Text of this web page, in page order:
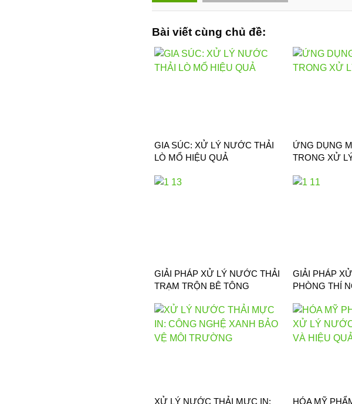
Bài viết cùng chủ đề:
GIA SÚC: XỬ LÝ NƯỚC THẢI
LÒ MỔ HIỆU QUẢ
ỨNG DỤNG
TRONG XỬ
GIẢI PHÁP XỬ LÝ NƯỚC THẢI
TRẠM TRỘN BÊ TÔNG
GIẢI PHÁP
PHÒNG THÍ
XỬ LÝ NƯỚC THẢI MỰC IN: HÓA MỸ